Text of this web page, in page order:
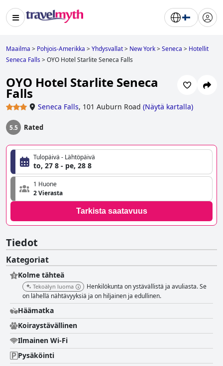
Maailma > Pohjois-Amerikka >Yhdysvallat> New York>Seneca > Hotellit
Seneca Falls>OYO Hotel Starlite Seneca Falls
OYO Hotel Starlite Seneca
Falls
Seneca Falls, 101 Auburn Road (Näytä kartalla)
5.5 Rated
Tulopäivä - Lähtöpäivä
to, 27 8 - pe, 28 8
1 Huone
2 Vierasta
Tarkista saatavuus
Tiedot
Kategoriat
Kolme tähteä
Tekoälyn luoma
Henkilökunta on ystävällistä ja avuliasta. Se
on lähellä nähtävyyksiä ja on hiljainen ja edullinen.
Häämatka
Koiraystävällinen
Ilmainen Wi-Fi
Pysäköinti